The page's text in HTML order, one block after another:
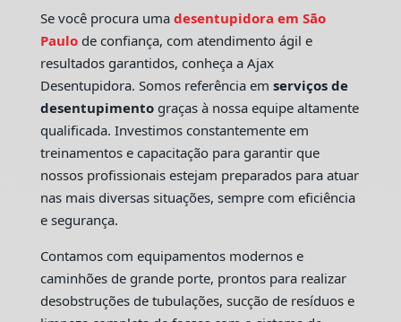
Se você procura uma desentupidora em São
Paulo de confiança, com atendimento ágil e
resultados garantidos, conheça a Ajax
Desentupidora. Somos referência em serviços de
desentupimentograças à nossa equipe altamente
qualificada. Investimos constantemente em
treinamentos e capacitação para garantir que
nossos profissionais estejam preparados para atuar
nas mais diversas situações, sempre com eficiência
e segurança.
Contamos com equipamentos modernos e
caminhões de grande porte, prontos para realizar
desobstruções de tubulações, sucção de resíduos e